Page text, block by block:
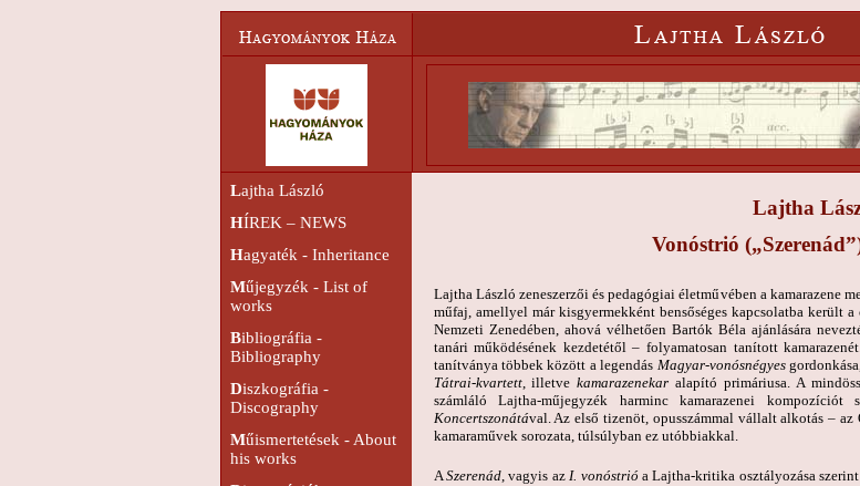
Lajtha László
HÍREK – NEWS
Hagyaték - Inheritance
Műjegyzék - List of
works
Bibliográfia -
Bibliography
Diszkográfia -
Discography
Műismertetések - About
his works
Lajtha
Vonóstrió
Lajtha László zeneszerzői és pedagógiai életművében a
műfaj, amellyel már kisgyermekként bensőséges kapcsolatba került
Nemzeti Zenedében, ahová vélhetően Bartók Béla ajánlására
tanári működésének kezdetétől – folyamatosan tanított
tanítványa többek között a legendás Magyar-vonósnégyesgordonkása,
Tátrai-kvartett, illetvekamarazenekar alapító primáriusa. A
számláló Lajtha-műjegyzék harminc kamarazenei
Koncertszonátával. Az első tizenöt, opusszámmal vállalt alkotás – az
kamaraművek sorozata, túlsúlyban ez utóbbiakkal.
A Szerenád, vagyis az I. vonóstrió a Lajtha-kritika osztályozása